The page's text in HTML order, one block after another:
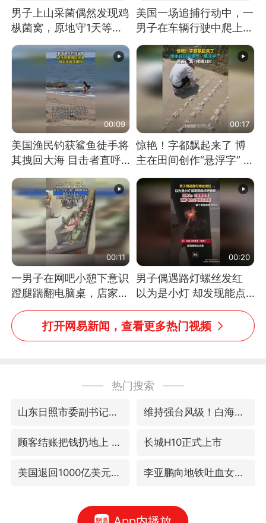
男子上山采菌偶然发现鸡
枞菌窝，原地守1天等它
长大：挖了140多朵
美国一场追捕行动中，一
男子在车辆行驶中爬上车
顶跳舞。（新京报）
00:09
美国渔民钓获鲨鱼徒手将
其拽回大海 目击者直呼
震惊 （视频来源：参考
消息）
00:17
惊艳！字都飘起来了 博
主在田间创作“悬浮字” 网
友：真·裸眼3D！
00:11
一男子在网吧小憩下意识
蹬腿踹翻电脑桌，店家3
台显示器与机械臂损坏
00:20
男子偶遇路灯螺丝发红
以为是小灯 却发现能点
燃香烟 当事人：已报警
处理
打开网易新闻，查看更多热门视频
热门搜索
山东日照市委副书记王峰被查 维持强台风级！白海豚直奔华东沿海
顾客结账把钱扔地上 服务员霸气扔回 长城H10正式上市
美国退回1000亿美元关税 李亚鹏向地铁吐血女孩捐99999元